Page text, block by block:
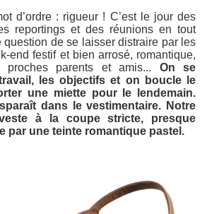
d’ordre : rigueur ! C’est le jour des
reportings et des réunions en tout
question de se laisser distraire par les
end festif et bien arrosé, romantique,
proches parents et amis... On se
les objectifs et on boucle le
une miette pour le lendemain.
dans le vestimentaire. Notre
à la coupe stricte, presque
par une teinte romantique pastel.